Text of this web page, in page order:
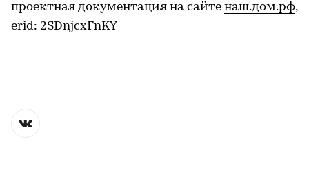
проектная документация на сайте наш.дом.рф,
erid: 2SDnjcxFnKY